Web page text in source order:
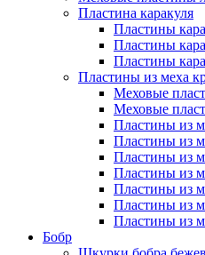
Пластина каракуля
Пластины
Пластины
Пластины
Пластины из меха
Меховые
Меховые
Пластины из
Пластины из
Пластины из
Пластины из
Пластины из
Пластины из
Пластины из
Бобр